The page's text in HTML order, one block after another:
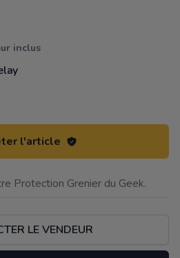
inclus
l'article
Protection Grenier du Geek.
LE VENDEUR